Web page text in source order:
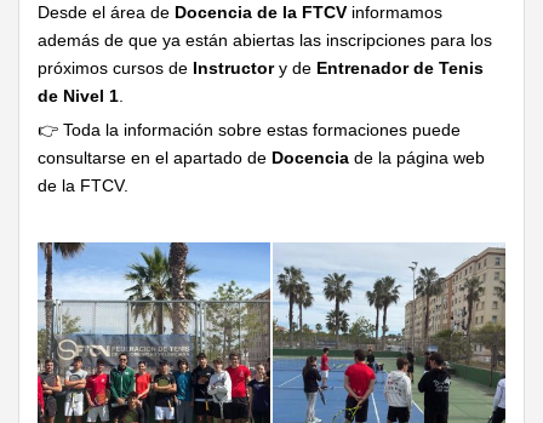
Desde el área de Docencia de la FTCV informamos
además de que ya están abiertas las inscripciones para los
próximos cursos de Instructory de Entrenador de Tenis
de Nivel 1
👉 Toda la información sobre estas formaciones puede
consultarse en el apartado de Docencia de la página web
de la FTCV.